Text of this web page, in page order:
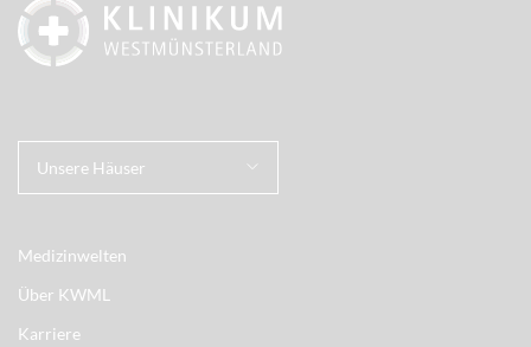
Unsere Häuser
Medizinwelten
Über KWML
Karriere